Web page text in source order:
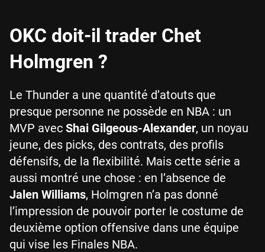
OKC doit-il trader Chet
Holmgren ?
Le Thunder a une quantité d’atouts que
presque personne ne possède en NBA : un
MVP avec Shai Gilgeous-Alexander, un noyau
jeune, des picks, des contrats, des profils
défensifs, de la flexibilité. Mais cette série a
aussi montré une chose : en l’absence de
Jalen Williams, Holmgren n’a pas donné
l’impression de pouvoir porter le costume de
deuxième option offensive dans une équipe
qui vise les Finales NBA.